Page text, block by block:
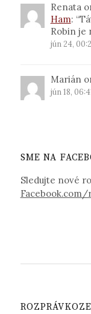
Renata
Ham: “
Robin je
jún 24,
Marián
jún 18,
SME NA
Sledujte nové